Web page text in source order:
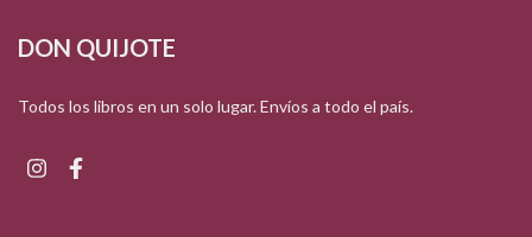
DON QUIJOTE
Todos los libros en un solo lugar. Envíos a todo el país.